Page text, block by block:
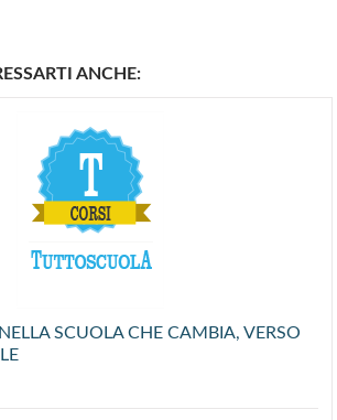
ANCHE:
SCUOLA CHE CAMBIA, VERSO